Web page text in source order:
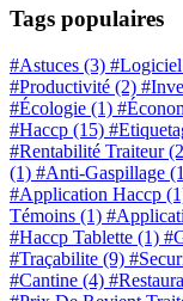
Tags populaires
#Astuces (3) #Logiciel
#Productivité (2)
#Écologie (1)
#Haccp (15)
#Rentabilité Traiteur
(1) #Anti-Gaspillage
#Application Haccp
Témoins (1)
#Haccp Tablette (1)
#Traçabilite (9)
#Cantine (4)